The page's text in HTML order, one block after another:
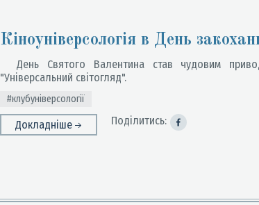
Кіноуніверсологія в День
День Святого Валентина став чудовим
"Універсальний світогляд".
#клубуніверсології
Докладніше Поділитись: